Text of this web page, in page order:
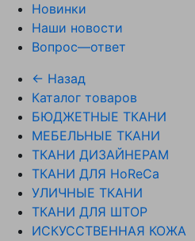
Новинки
Наши новости
Вопрос—ответ
← Назад
Каталог товаров
БЮДЖЕТНЫЕ ТКАНИ
МЕБЕЛЬНЫЕ ТКАНИ
ТКАНИ ДИЗАЙНЕРАМ
ТКАНИ ДЛЯ HoReCa
УЛИЧНЫЕ ТКАНИ
ТКАНИ ДЛЯ ШТОР
ИСКУССТВЕННАЯ КОЖА